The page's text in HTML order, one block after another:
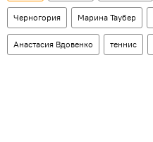
Черногория Марина Таубер
Анастасия Вдовенко теннис